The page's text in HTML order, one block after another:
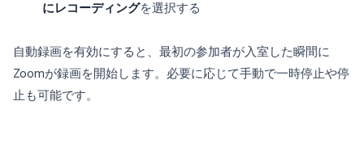
にレコーディングを選択する
自動録画を有効にすると、最初の参加者が入室した瞬間に
Zoomが録画を開始します。必要に応じて手動で一時停止や停
止も可能です。